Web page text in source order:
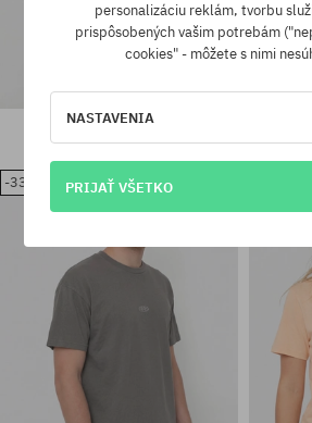
Dostupné veľkosti:
Tričko Billabong Arch
21,90 €
-33%
personalizáciu reklám, tvorbu
prispôsobených vašim potrebám
cookies" - môžete s nimi
NASTAVENIA
PRIJAŤ VŠETKO